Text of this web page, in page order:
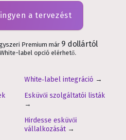
a tervezést
Premium már 9 dollártól
label opció elérhető.
White‑label integráció →
Esküvői szolgáltatói listák
→
Hirdesse esküvői
vállalkozását→